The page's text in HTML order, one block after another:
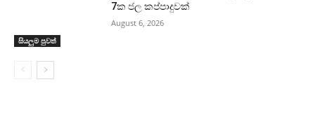
සියලුම පුවත්
7ක ජල කප්පාදුවක්
August 6, 2026